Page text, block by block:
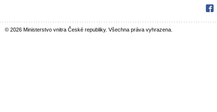
© 2026 Ministerstvo vnitra České republiky. Všechna práva vyhrazena.